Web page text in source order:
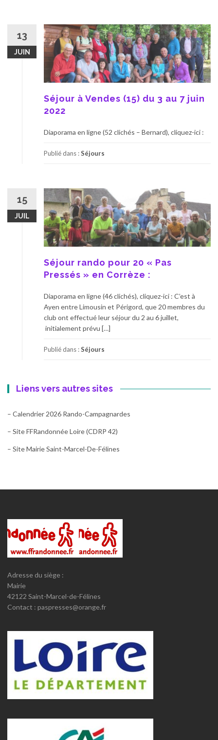
13
JUIN
Séjour à Vendes (15) du 3 au 7 juin
2022
Diaporama en ligne (52 clichés – Bernard), cliquez-ici :
Publié dans :Séjours
15
JUIL
Séjour rando pour 20 « Pas
Pressés » en Corrèze :
Diaporama en ligne (46 clichés), cliquez-ici : C’est à
Ayen entre Limousin et Périgord, que 20 membres du
club ont effectué leur séjour du 2 au 6 juillet,
initialement prévu […]
Publié dans :Séjours
Liens vers autres sites
– Calendrier 2026 Rando-Campagnardes
– Site FFRandonnée Loire (CDRP 42)
– Site Mairie Saint-Marcel-De-Félines
Adresse du siège :
Mairie
42122 Saint-Marcel-de-Félines
Contact : paspresses@orange.fr